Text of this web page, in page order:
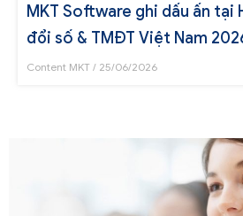
MKT Software ghi dấu ấn tại
đổi số & TMĐT Việt Nam
Content MKT 25/06/2026